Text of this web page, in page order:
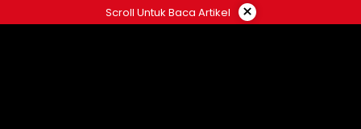
ke
Scroll Untuk Baca Artikel ×